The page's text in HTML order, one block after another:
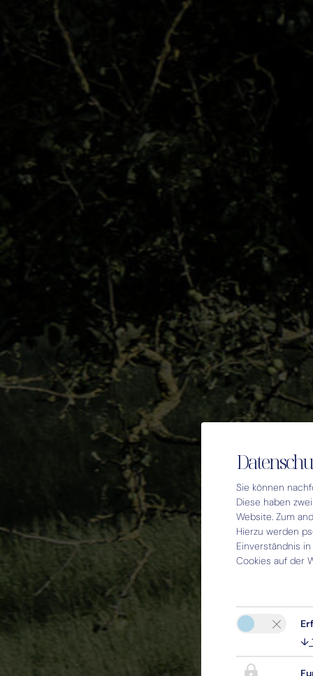
Sie können
Diese haben
Website. Zum
Hierzu werden
Einverständnis
Cookies auf der
↓